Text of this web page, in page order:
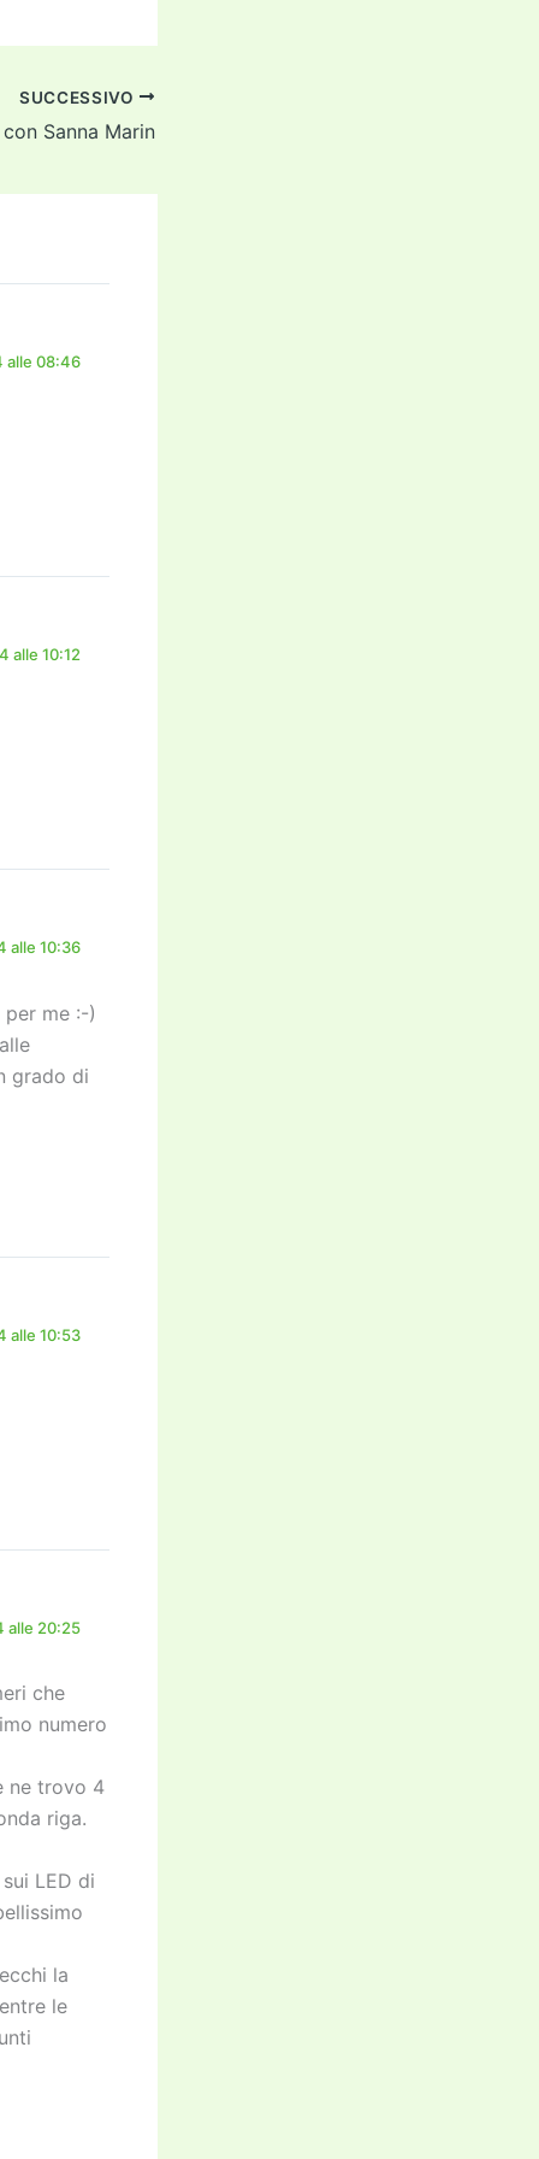
SUCCESSIVO
Sanna Marin
alle 08:46
alle 10:12
alle 10:36
me :-)
grado di
alle 10:53
alle 20:25
che
numero
ne trovo 4
riga.
LED di
la
le